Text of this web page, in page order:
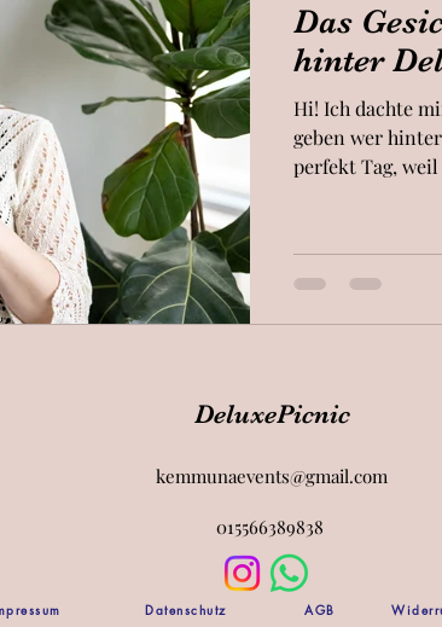
Das
hinter
Hi! Ich dachte
geben wer
perfekt Tag, weil
DeluxePicnic
kemmunaevents@gmail.com
015566389838
Datenschutz AGB